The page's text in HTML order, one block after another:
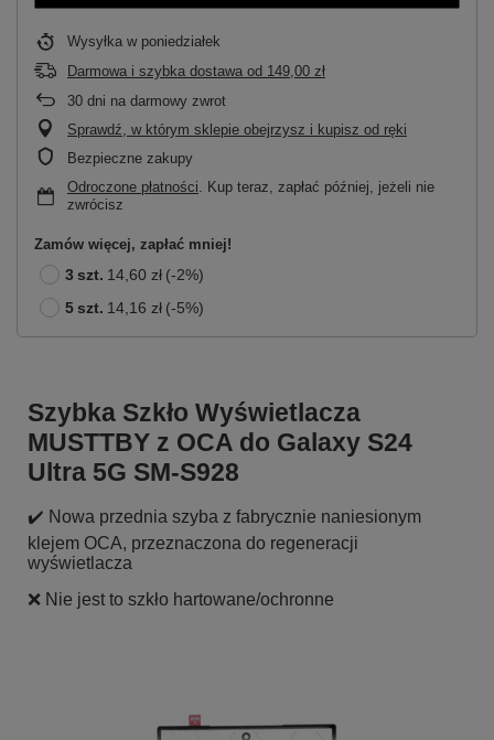
Zamów więcej, zapłać mniej!
3 szt. 14,60 zł (-2%)
5szt. 14,16 zł (-5%)
Wysyłka w poniedziałek
Darmowa i szybka dostawa od 149,00 zł
30 dni na darmowy zwrot
Sprawdź, w którym sklepie obejrzysz i kupisz od ręki
Bezpieczne zakupy
Odroczone płatności . Kup teraz, zapłać później, jeżeli nie
zwrócisz
Szybka Szkło Wyświetlacza
MUSTTBY z OCA do Galaxy S24
Ultra 5G SM-S928
✔️ Nowa przednia szyba z fabrycznie naniesionym
klejem OCA, przeznaczona do regeneracji
wyświetlacza
❌ Nie jest to szkło hartowane/ochronne